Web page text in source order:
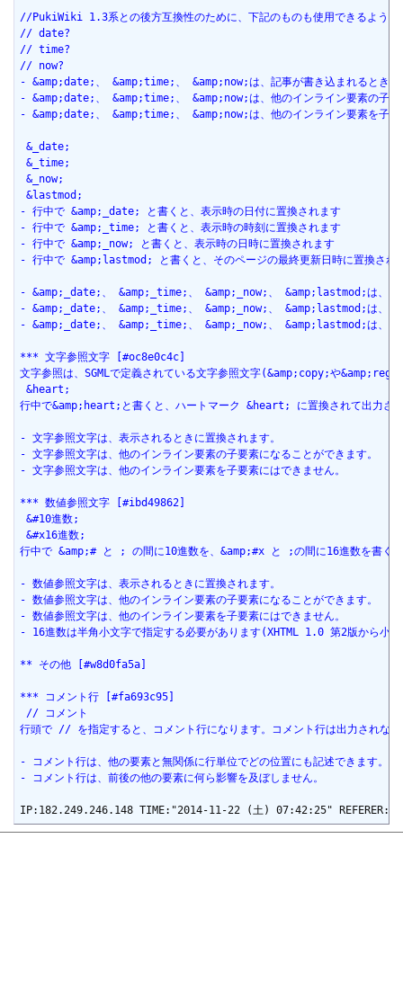
//PukiWiki 1.3系との後方互換性のために、下記のものも使用できるように
// date?
// time?
// now?
- &amp;date;、 &amp;time;、 &amp;now;は、記事が書き込まれるときに
- &amp;date;、 &amp;time;、 &amp;now;は、他のインライン要素の子要
- &amp;date;、 &amp;time;、 &amp;now;は、他のインライン要素を子要
&_date;
&_time;
&_now;
&lastmod;
- 行中で &amp;_date; と書くと、表示時の日付に置換されます
- 行中で &amp;_time; と書くと、表示時の時刻に置換されます
- 行中で &amp;_now; と書くと、表示時の日時に置換されます
- 行中で &amp;lastmod; と書くと、そのページの最終更新日時に置換され
- &amp;_date;、 &amp;_time;、 &amp;_now;、 &amp;lastmod;は、記事
- &amp;_date;、 &amp;_time;、 &amp;_now;、 &amp;lastmod;は、他の
- &amp;_date;、 &amp;_time;、 &amp;_now;、 &amp;lastmod;は、他の
*** 文字参照文字 [#oc8e0c4c]
文字参照は、SGMLで定義されている文字参照文字(&amp;copy;や
&heart;
行中で&amp;heart;と書くと、ハートマーク &heart; に置換されて出力さ
- 文字参照文字は、表示されるときに置換されます。
- 文字参照文字は、他のインライン要素の子要素になることができます。
- 文字参照文字は、他のインライン要素を子要素にはできません。
*** 数値参照文字 [#ibd49862]
&#10進数;
&#x16進数;
行中で &amp;# と ; の間に10進数を、&amp;#x と ;の間に16進数を書くと
- 数値参照文字は、表示されるときに置換されます。
- 数値参照文字は、他のインライン要素の子要素になることができます。
- 数値参照文字は、他のインライン要素を子要素にはできません。
- 16進数は半角小文字で指定する必要があります(XHTML 1.0 第2版から小
** その他 [#w8d0fa5a]
*** コメント行 [#fa693c95]
// コメント
行頭で // を指定すると、コメント行になります。コメント行は出力されない
- コメント行は、他の要素と無関係に行単位でどの位置にも記述できます。
- コメント行は、前後の他の要素に何ら影響を及ぼしません。